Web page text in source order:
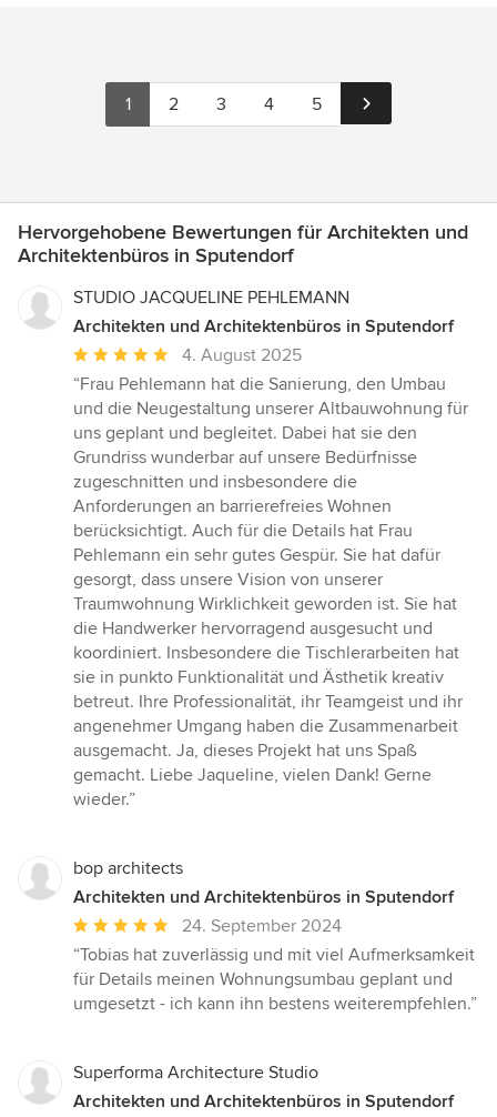
1 2 3 4 5
Hervorgehobene Bewertungen für Architekten und
Architektenbüros in Sputendorf
STUDIO JACQUELINE PEHLEMANN
Architekten und Architektenbüros in Sputendorf
Durchschnittliche
Bewertung:
5
von
5
Sternen
4. August 2025
“Frau Pehlemann hat die Sanierung, den Umbau
und die Neugestaltung unserer Altbauwohnung für
uns geplant und begleitet. Dabei hat sie den
Grundriss wunderbar auf unsere Bedürfnisse
zugeschnitten und insbesondere die
Anforderungen an barrierefreies Wohnen
berücksichtigt. Auch für die Details hat Frau
Pehlemann ein sehr gutes Gespür. Sie hat dafür
gesorgt, dass unsere Vision von unserer
Traumwohnung Wirklichkeit geworden ist. Sie hat
die Handwerker hervorragend ausgesucht und
koordiniert. Insbesondere die Tischlerarbeiten hat
sie in punkto Funktionalität und Ästhetik kreativ
betreut. Ihre Professionalität, ihr Teamgeist und ihr
angenehmer Umgang haben die Zusammenarbeit
ausgemacht. Ja, dieses Projekt hat uns Spaß
gemacht. Liebe Jaqueline, vielen Dank! Gerne
wieder.”
bop architects
Architekten und Architektenbüros in Sputendorf
Durchschnittliche
Bewertung:
5
von
24. September 2024
“Tobias hat zuverlässig und mit viel Aufmerksamkeit
für Details meinen Wohnungsumbau geplant und
umgesetzt - ich kann ihn bestens weiterempfehlen.”
Superforma Architecture Studio
Architekten und Architektenbüros in Sputendorf